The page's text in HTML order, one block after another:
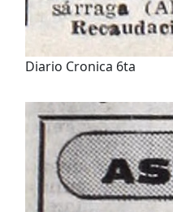
Diario Cronica 6ta